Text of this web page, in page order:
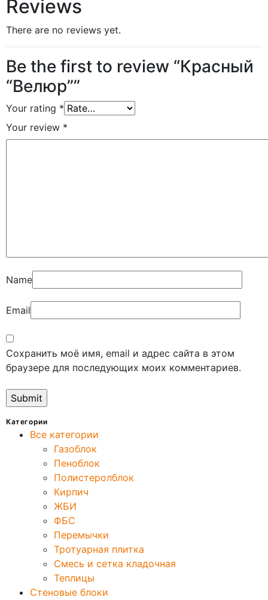
Reviews
There are no reviews yet.
Be the first to review “Красный
“Велюр””
Your rating *
Your review *
Name
Email
Сохранить моё имя, email и адрес сайта в этом
браузере для последующих моих комментариев.
Категории
Все категории
Газоблок
Пеноблок
Полистеролблок
Кирпич
ЖБИ
ФБС
Перемычки
Тротуарная плитка
Смесь и сетка кладочная
Теплицы
Стеновые блоки